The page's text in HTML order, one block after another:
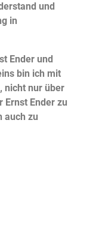
und
in
Ender und
bin ich mit
nicht nur über
Ernst Ender zu
auch zu